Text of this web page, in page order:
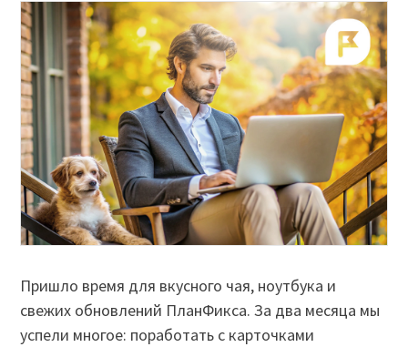
Пришло время для вкусного чая, ноутбука и
свежих обновлений ПланФикса. За два месяца мы
успели многое: поработать с карточками